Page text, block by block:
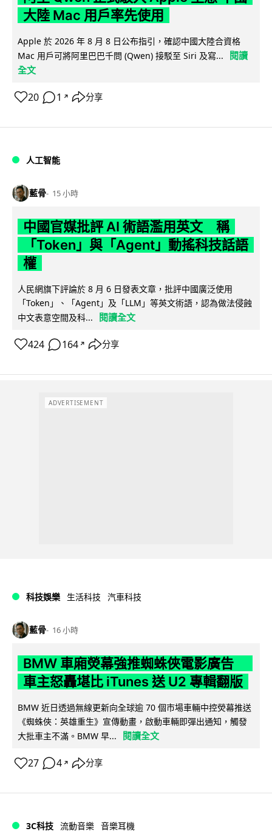
大陸 Mac 用戶率先使用
Apple 於 2026 年 8 月 8 日公布指引，確認中國大陸合資格
Mac 用戶可將阿里巴巴千問 (Qwen) 接駁至 Siri 及寫...
閱讀
全文
20 1 ↗ 分享
人工智能
藍骨 15 小時
中國官媒批評 AI 術語濫用英文 稱
「Token」與「Agent」動搖科技話語
權
人民網旗下評論於 8 月 6 日發表文章，批評中國廣泛使用
「Token」、「Agent」及「LLM」等英文術語，認為做法侵蝕
中文表意空間及科...
閱讀全文
424 164 ↗ 分享
ADVERTISEMENT
科技娛樂 生活科技 汽車科技
藍骨 16 小時
BMW 車廂熒幕強推蜘蛛俠電影廣告
車主怒轟堪比 iTunes 送 U2 專輯翻版
BMW 近日透過無線更新向全球逾 70 個市場車輛中控熒幕推送
《蜘蛛俠：英雄重生》宣傳動畫，啟動車輛即彈出通知，觸發
大批車主不滿。BMW 早...
閱讀全文
27 4 ↗ 分享
3C科技 流動音樂 音樂耳機